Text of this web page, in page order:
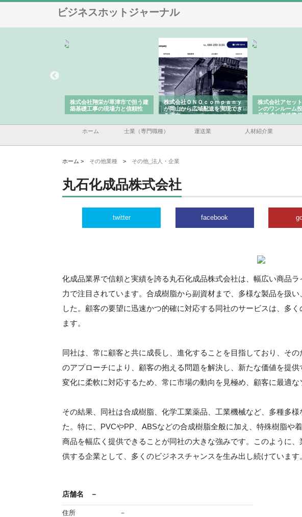
ビジネスホットジャーナル
株式会社翔栄が草津市で担う建
築基礎工事の現場力と信頼性
株式会社ＯＮＯｃｏｍｐａｎｙ
が岡山から広域配送を実現でき
る理由
株式会社アセットイ
ンのワンルーム投資
産形成と老後準備
ホーム 士業（専門職種） 運送業 人材紹介業
ホーム > その他業種 > その他_法人・企業
丸石化成品株式会社
twitter facebook
化成品業界で信頼と実績を誇る丸石化成品株式会社は、幅広い商品
力で注目されています。合成樹脂から副資材まで、多様な製品を扱
した。顧客の要望に迅速かつ的確に対応する同社のサービスは、多
ます。
同社は、常に顧客と共に成長し、進化することを目指しており、そ
のアプローチにより、顧客の抱える問題を解決し、新たな価値を提
変化に柔軟に対応するため、常に市場の動向を見極め、顧客に最適な
その結果、同社は合成樹脂、化学工業薬品、工業機械など、多種多
た。特に、PVCやPP、ABSなどの合成樹脂全般に加え、特殊樹脂や
商品を幅広く提供できることが同社の大きな強みです。このように
供する企業として、多くのビジネスチャンスを生み出し続けています
店舗名 －
住所 －